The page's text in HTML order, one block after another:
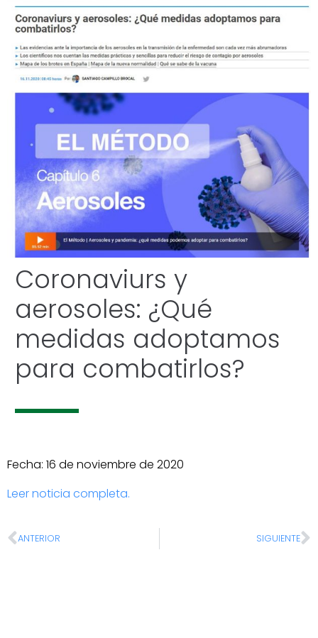
Coronaviurs y
aerosoles: ¿Qué
medidas adoptamos
para combatirlos?
Fecha: 16 de noviembre de 2020
Leer noticia completa.
ANTERIOR SIGUIENTE